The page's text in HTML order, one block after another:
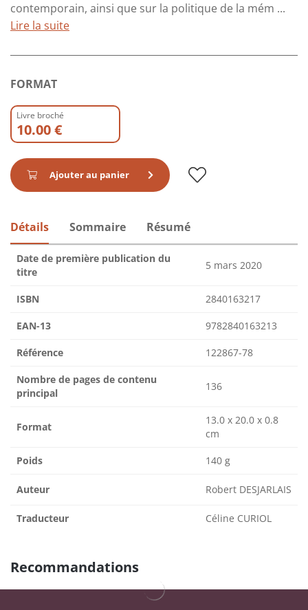
contemporain, ainsi que sur la politique de la mém ...
Lire la suite
FORMAT
Livre broché
10.00 €
Ajouter au panier
Détails Sommaire Résumé
Date de première publication du
titre
5 mars 2020
ISBN 2840163217
EAN-13 9782840163213
Référence 122867-78
Nombre de pages de contenu
principal
136
Format
13.0 x 20.0 x 0.8
cm
Poids 140 g
Auteur Robert DESJARLAIS
Traducteur Céline CURIOL
Recommandations